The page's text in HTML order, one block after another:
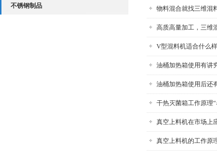
不锈钢制品 物料混合就找三维混
高质高量加工，三维
V型混料机适合什么
油桶加热箱使用有讲
油桶加热箱使用后还
干热灭菌箱工作原理
真空上料机在市场上
真空上料机的工作原